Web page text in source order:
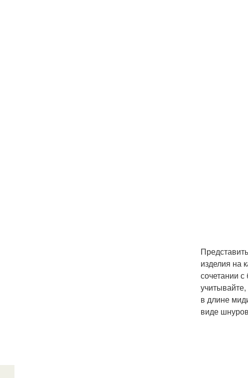
изделия на
сочетании
в длине
виде